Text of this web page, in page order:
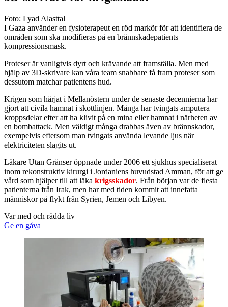
Foto: Lyad Alasttal
I Gaza använder en fysioterapeut en röd markör för att identifiera de
områden som ska modifieras på en brännskadepatients
kompressionsmask.
Proteser är vanligtvis dyrt och krävande att framställa. Men med
hjälp av 3D-skrivare kan våra team snabbare få fram proteser som
dessutom matchar patientens hud.
Krigen som härjat i Mellanöstern under de senaste decennierna har
gjort att civila hamnat i skottlinjen. Många har tvingats amputera
kroppsdelar efter att ha klivit på en mina eller hamnat i närheten av
en bombattack. Men väldigt många drabbas även av brännskador,
exempelvis eftersom man tvingats använda levande ljus när
elektriciteten slagits ut.
Läkare Utan Gränser öppnade under 2006 ett sjukhus specialiserat
inom rekonstruktiv kirurgi i Jordaniens huvudstad Amman, för att ge
vård som hjälper till att läka krigsskador. Från början var de flesta
patienterna från Irak, men har med tiden kommit att innefatta
människor på flykt från Syrien, Jemen och Libyen.
Var med och rädda liv
Ge en gåva